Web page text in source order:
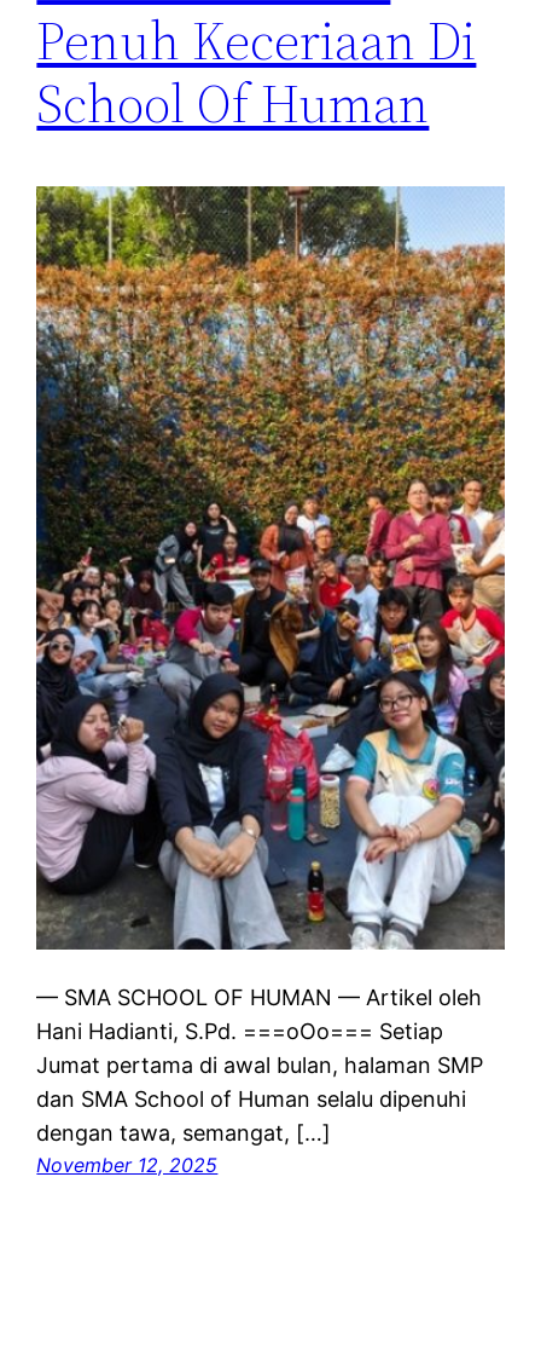
Penuh Keceriaan Di
School Of Human
— SMA SCHOOL OF HUMAN — Artikel oleh
Hani Hadianti, S.Pd. ===oOo=== Setiap
Jumat pertama di awal bulan, halaman SMP
dan SMA School of Human selalu dipenuhi
dengan tawa, semangat, […]
November 12, 2025